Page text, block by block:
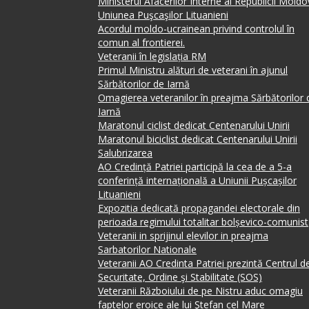
Uniunea Puşcaşilor Lituanieni
Acordul moldo-ucrainean privind controlul în
comun al frontierei.
Veteranii în legislația RM
Primul Ministru alături de veterani în ajunul
Sărbătorilor de Iarnă
Omagierea veteranilor în preajma Sărbătorilor
Iarnă
Maratonul ciclist dedicat Centenarului Unirii
Maratonul biciclist dedicat Centenarului Unirii
Salubrizarea
AO Credință Patriei participă la cea de a 5-a
conferință internațională a Uniunii Pușcașilor
Lituanieni
Expozitia dedicată propagandei electorale din
perioada regimului totalitar bolșevico-comunist
Veteranii in sprijinul elevilor in preajma
Sarbatorilor Nationale
Veteranii AO Credinta Patriei prezintă Centrul
Securitate, Ordine şi Stabilitate (SOS)
Veteranii Războiului de pe Nistru aduc omagiu
faptelor eroice ale lui Ştefan cel Mare